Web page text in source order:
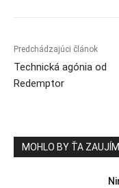
Predchádzajúci článok
Technická agónia od
Redemptor
MOHLO BY ŤA